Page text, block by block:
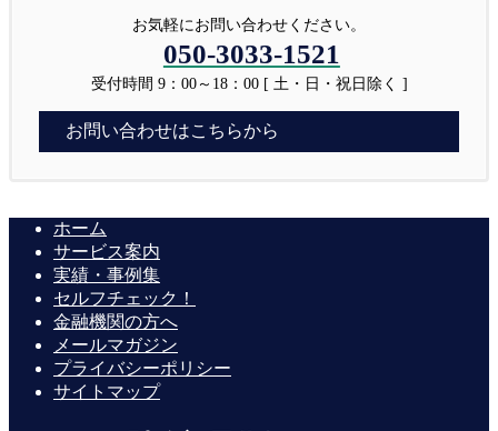
お気軽にお問い合わせください。
050-3033-1521
受付時間 9：00～18：00 [ 土・日・祝日除く ]
お問い合わせはこちらから
ホーム
サービス案内
実績・事例集
セルフチェック！
金融機関の方へ
メールマガジン
プライバシーポリシー
サイトマップ